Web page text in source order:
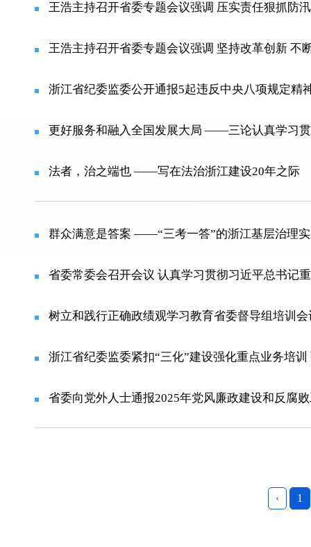
王浩主持召开省委专题会议强调 压实责任狠抓防
王浩主持召开省委专题会议强调 坚持改革创新 不
浙江省纪委监委公开通报5起违反中央八项规定精
更好服务和融入全国发展大局 ——三论认真学习
法者，治之端也 ——写在法治浙江建设20年之际
群众满意是答案 ——“三考一答”的浙江基层治理
树立和践行正确政绩观学习教育省委督导组培训
浙江省纪委监委紧扣“三化”建设强化重点业务培
省委向党外人士通报2025年党风廉政建设和反腐
‹ 1